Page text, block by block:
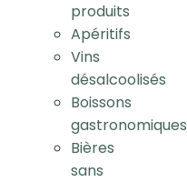
produits
Apéritifs
Vins
désalcoolisés
Boissons
gastronomiques
Bières
sans